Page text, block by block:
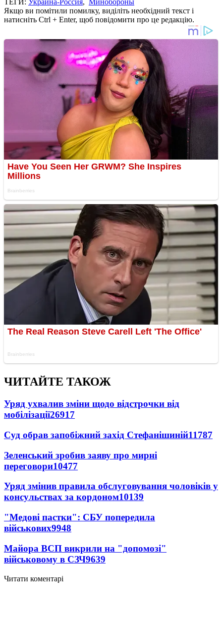
Якщо ви помітили помилку, виділіть необхідний текст і
натисніть Ctrl + Enter, щоб повідомити про це редакцію.
ЧИТАЙТЕ ТАКОЖ
Уряд ухвалив зміни щодо відстрочки від
мобілізації26917
Суд обрав запобіжний захід Стефанішиній11787
Зеленський зробив заяву про мирні
переговори10477
Уряд змінив правила обслуговування чоловіків у
консульствах за кордоном10139
"Медові пастки": СБУ попередила
військових9948
Майора ВСП викрили на "допомозі"
військовому в СЗЧ9639
Читати коментарі